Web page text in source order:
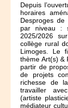
Depuis
horaires
Desproges de
par niveau :
2025/2026
collège rural
Limoges. Le
thème Art(s) &
partir de
de projets
richesse de
travailler
(artiste
médiateur